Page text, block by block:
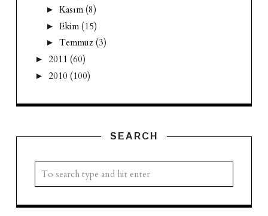
► Kasım (8)
► Ekim (15)
► Temmuz (3)
► 2011 (60)
► 2010 (100)
SEARCH